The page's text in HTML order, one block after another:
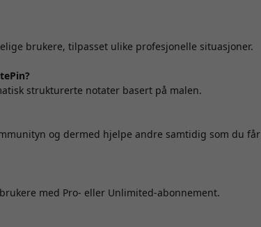
brukere, tilpasset ulike profesjonelle situasjoner.
strukturerte notater basert på malen.
og dermed hjelpe andre samtidig som du får
med Pro- eller Unlimited-abonnement.